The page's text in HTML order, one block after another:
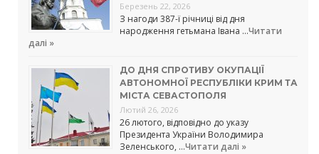
Березень 22, 2026
З нагоди 387-ї річниці від дня
народження гетьмана Івана …Читати
далі »
ДО ДНЯ СПРОТИВУ ОКУПАЦІЇ
АВТОНОМНОЇ РЕСПУБЛІКИ КРИМ ТА
МІСТА СЕВАСТОПОЛЯ
Лютий 26, 2026
26 лютого, відповідно до указу
Президента України Володимира
Зеленського, …Читати далі »